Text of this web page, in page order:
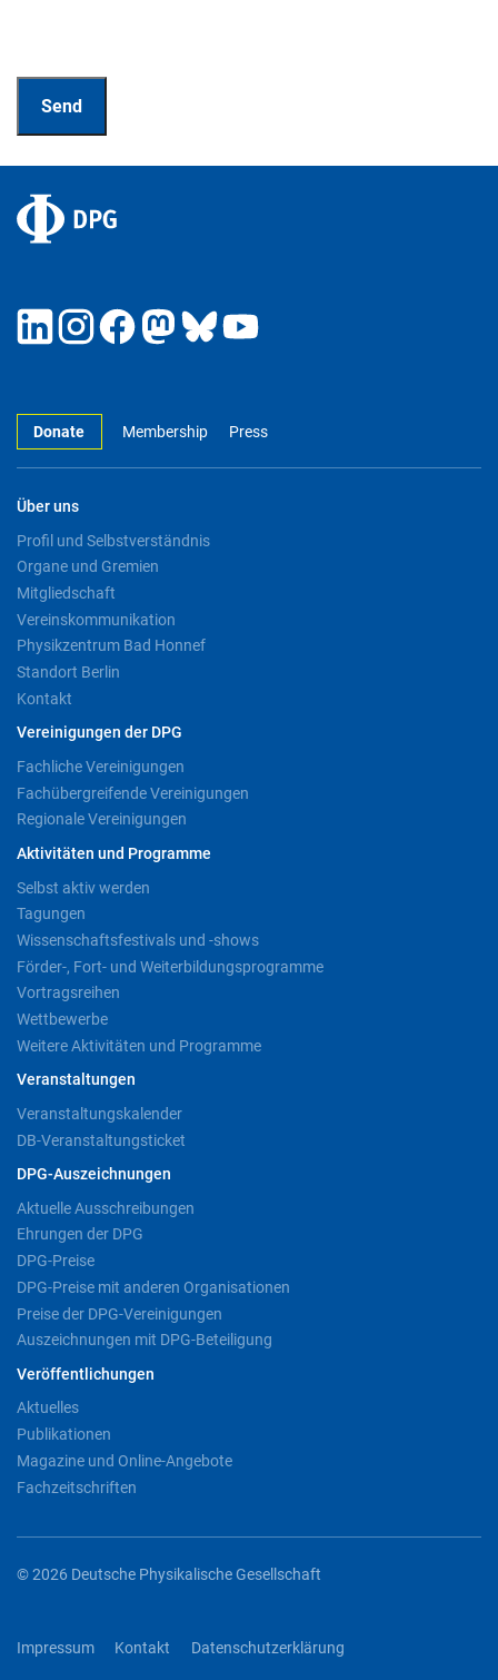
Donate Membership Press
Über uns
Profil und Selbstverständnis
Organe und Gremien
Mitgliedschaft
Vereinskommunikation
Physikzentrum Bad Honnef
Standort Berlin
Kontakt
Vereinigungen der DPG
Fachliche Vereinigungen
Fachübergreifende Vereinigungen
Regionale Vereinigungen
Aktivitäten und Programme
Selbst aktiv werden
Tagungen
Wissenschaftsfestivals und -shows
Förder-, Fort- und Weiterbildungsprogramme
Vortragsreihen
Wettbewerbe
Weitere Aktivitäten und Programme
Veranstaltungen
Veranstaltungskalender
DB-Veranstaltungsticket
DPG-Auszeichnungen
Aktuelle Ausschreibungen
Ehrungen der DPG
DPG-Preise
DPG-Preise mit anderen Organisationen
Preise der DPG-Vereinigungen
Auszeichnungen mit DPG-Beteiligung
Veröffentlichungen
Aktuelles
Publikationen
Magazine und Online-Angebote
Fachzeitschriften
© 2026 Deutsche Physikalische Gesellschaft
Impressum Kontakt Datenschutzerklärung